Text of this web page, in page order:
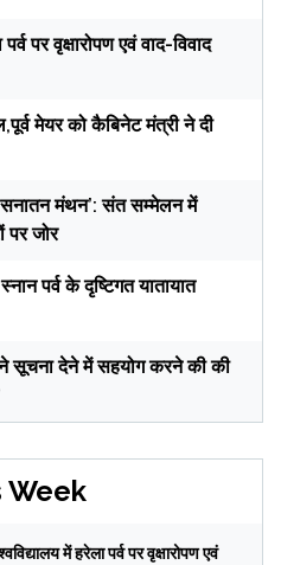
पर वृक्षारोपण एवं वाद-विवाद
मेयर को कैबिनेट मंत्री ने दी
मंथन’: संत सम्मेलन में
पर जोर
पर्व के दृष्टिगत यातायात
देने में सहयोग करने की की
Week
में हरेला पर्व पर वृक्षारोपण एवं